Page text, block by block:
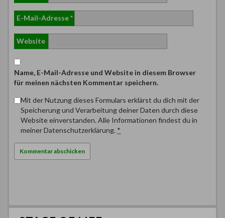
E-Mail-Adresse*
Website
Name, E-Mail-Adresse und Website in diesem Browser
für meinen nächsten Kommentar speichern.
Mit der Nutzung dieses Formulars erklärst du dich mit der
Speicherung und Verarbeitung deiner Daten durch diese
Website einverstanden. Alle Informationen findest du in
meiner Datenschutzerklärung. *